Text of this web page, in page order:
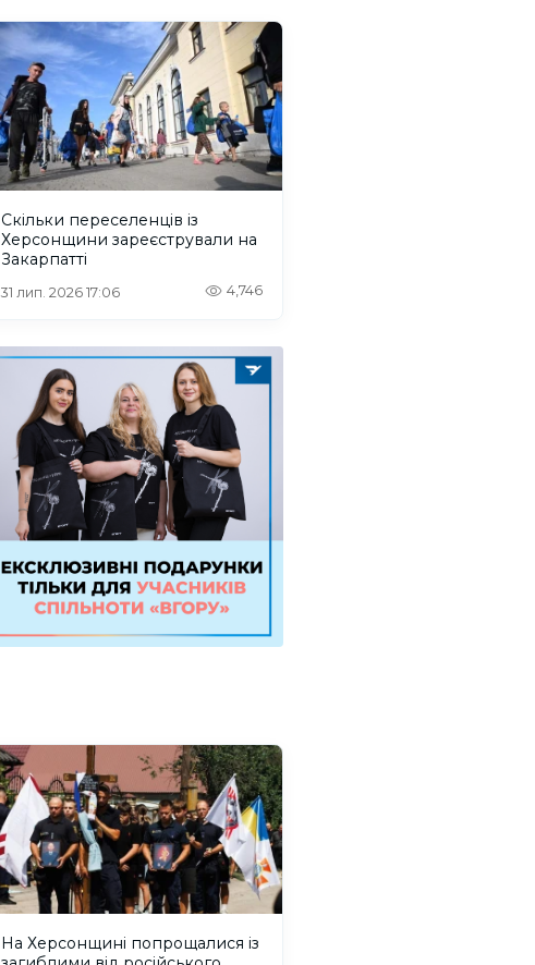
Скільки переселенців із
Херсонщини зареєстрували на
Закарпатті
31 лип. 2026 17:06 4,746
На Херсонщині попрощалися із